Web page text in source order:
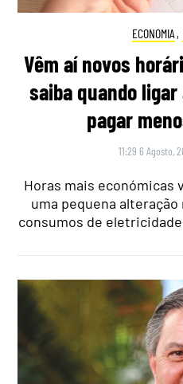
ECONOMIA ,
Vêm aí novos
saiba quando
pagar
11:29 6 Agosto,
Horas mais económicas
uma pequena
consumos de